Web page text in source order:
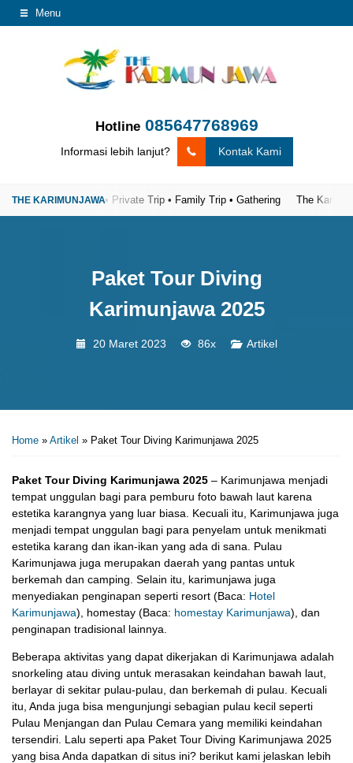
Menu
Hotline 085647768969
Informasi lebih lanjut? Kontak Kami
Open Trip • Private Trip • Family Trip • Gathering The Karimunjawa
Paket Tour Diving
Karimunjawa 2025
20 Maret 2023 86x Artikel
Home » Artikel » Paket Tour Diving Karimunjawa 2025
Paket Tour Diving Karimunjawa 2025 – Karimunjawa menjadi
tempat unggulan bagi para pemburu foto bawah laut karena
estetika karangnya yang luar biasa. Kecuali itu, Karimunjawa juga
menjadi tempat unggulan bagi para penyelam untuk menikmati
estetika karang dan ikan-ikan yang ada di sana. Pulau
Karimunjawa juga merupakan daerah yang pantas untuk
berkemah dan camping. Selain itu, karimunjawa juga
menyediakan penginapan seperti resort (Baca: Hotel
Karimunjawa), homestay (Baca: homestay Karimunjawa), dan
penginapan tradisional lainnya.
Beberapa aktivitas yang dapat dikerjakan di Karimunjawa adalah
snorkeling atau diving untuk merasakan keindahan bawah laut,
berlayar di sekitar pulau-pulau, dan berkemah di pulau. Kecuali
itu, Anda juga bisa mengunjungi sebagian pulau kecil seperti
Pulau Menjangan dan Pulau Cemara yang memiliki keindahan
tersendiri. Lalu seperti apa Paket Tour Diving Karimunjawa 2025
yang bisa Anda dapatkan di situs ini? berikut kami jelaskan lebih